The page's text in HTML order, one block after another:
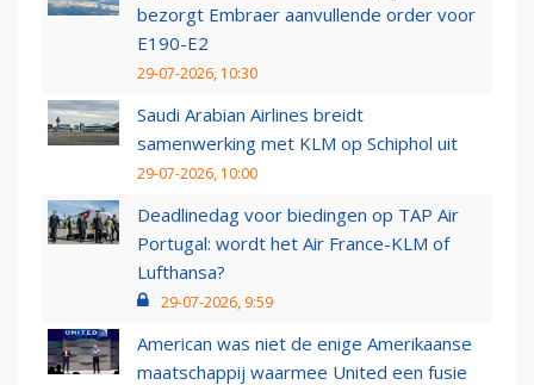
bezorgt Embraer aanvullende order voor
E190-E2
29-07-2026, 10:30
Saudi Arabian Airlines breidt
samenwerking met KLM op Schiphol uit
29-07-2026, 10:00
Deadlinedag voor biedingen op TAP Air
Portugal: wordt het Air France-KLM of
Lufthansa?
29-07-2026, 9:59
American was niet de enige Amerikaanse
maatschappij waarmee United een fusie